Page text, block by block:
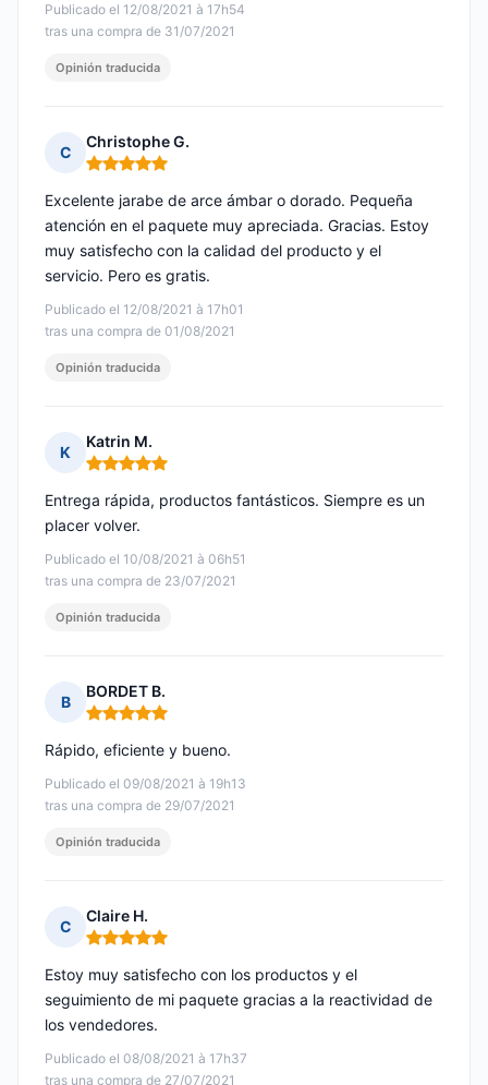
Publicado el 12/08/2021 à 17h54
tras una compra de 31/07/2021
Opinión traducida
C
Christophe G.
Nota: 5 de 5
Publicado el 12/08/2021 à 17h01
tras una compra de 01/08/2021
Excelente jarabe de arce ámbar o dorado. Pequeña
atención en el paquete muy apreciada. Gracias. Estoy
muy satisfecho con la calidad del producto y el
servicio. Pero es gratis.
Opinión traducida
K
Katrin M.
Nota: 5 de 5
Publicado el 10/08/2021 à 06h51
tras una compra de 23/07/2021
Entrega rápida, productos fantásticos. Siempre es un
placer volver.
Opinión traducida
B
BORDET B.
Nota: 5 de 5
Publicado el 09/08/2021 à 19h13
tras una compra de 29/07/2021
Rápido, eficiente y bueno.
Opinión traducida
C
Claire H.
Nota: 5 de 5
Publicado el 08/08/2021 à 17h37
tras una compra de 27/07/2021
Estoy muy satisfecho con los productos y el
seguimiento de mi paquete gracias a la reactividad de
los vendedores.